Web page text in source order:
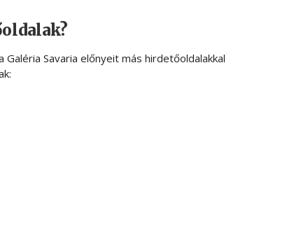
Savaria előnyeit más hirdetőoldalakkal